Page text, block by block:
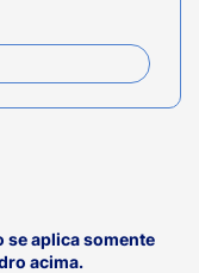
se aplica somente
acima.